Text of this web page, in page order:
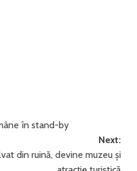
în stand-by
Next:
din ruină, devine muzeu și